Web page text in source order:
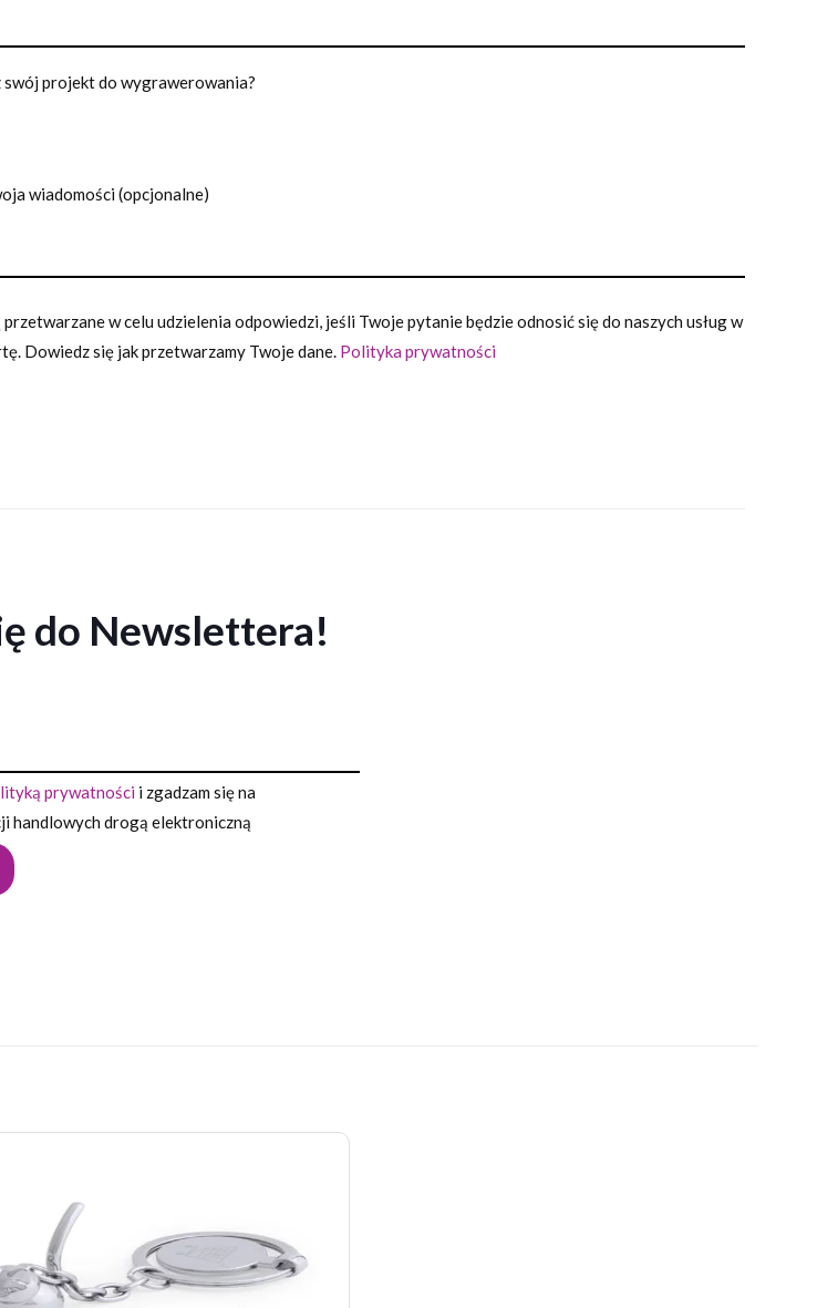
swój projekt do wygrawerowania?
wiadomości (opcjonalne)
w celu udzielenia odpowiedzi, jeśli Twoje pytanie będzie odnosić się do naszych usług w
Dowiedz się jak przetwarzamy Twoje dane. Polityka prywatności
do Newslettera!
prywatności i zgadzam się na
handlowych drogą elektroniczną
gwiazdek